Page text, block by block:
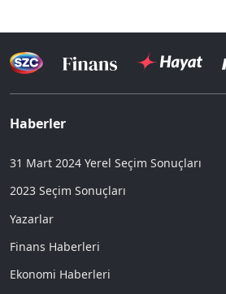
Haberler
31 Mart 2024 Yerel Seçim Sonuçları
2023 Seçim Sonuçları
Yazarlar
Finans Haberleri
Ekonomi Haberleri